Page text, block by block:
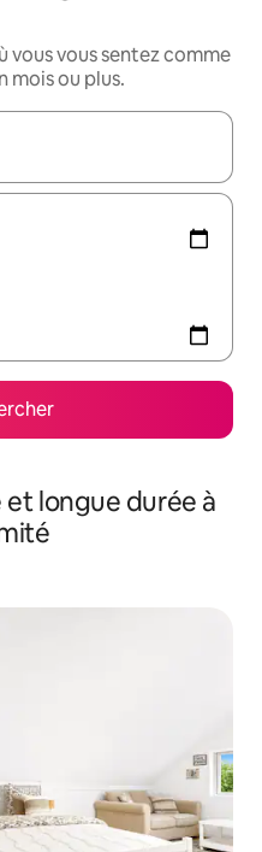
vous vous sentez comme
mois ou plus.
utilisez les flèches vers le
longue durée à